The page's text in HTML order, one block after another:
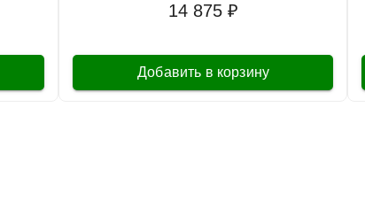
14 875 ₽
Добавить в корзину